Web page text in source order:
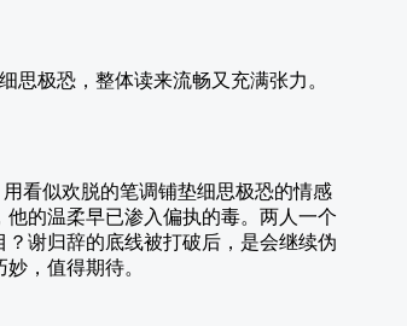
思极恐，整体读来流畅又充满张力。
看似欢脱的笔调铺垫细思极恐的情感
的温柔早已渗入偏执的毒。两人一个
谢归辞的底线被打破后，是会继续伪
，值得期待。